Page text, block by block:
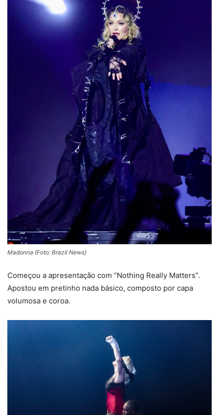
Madonna (Foto: Brazil News)
Começou a apresentação com “Nothing Really Matters”.
Apostou em pretinho nada básico, composto por capa
volumosa e coroa.